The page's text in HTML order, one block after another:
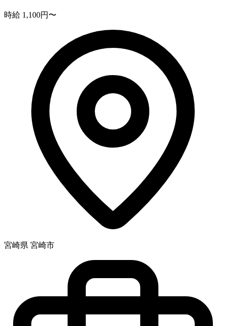
時給 1,100円〜
宮崎県 宮崎市